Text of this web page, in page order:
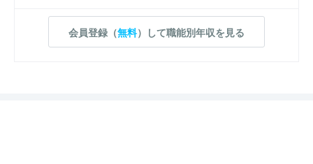
会員登録（無料）して職能別年収を見る